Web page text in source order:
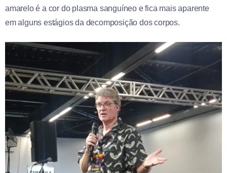
amarelo é a cor do plasma sanguíneo e fica mais aparente
em alguns estágios da decomposição dos corpos.